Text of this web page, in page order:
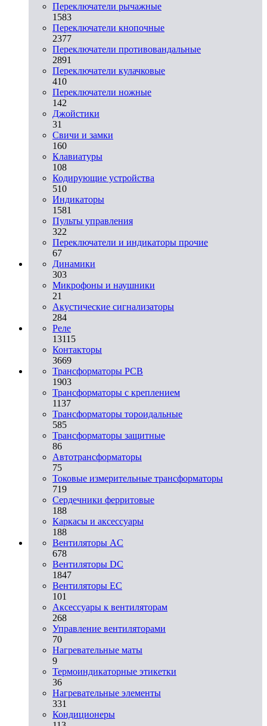
Переключатели рычажные
1583
Переключатели кнопочные
2377
Переключатели противовандальные
2891
Переключатели кулачковые
410
Переключатели ножные
142
Джойстики
31
Свичи и замки
160
Клавиатуры
108
Кодирующие устройства
510
Индикаторы
1581
Пульты управления
322
Переключатели и индикаторы прочие
67
Динамики
303
Микрофоны и наушники
21
Акустические сигнализаторы
284
Реле
13115
Контакторы
3669
Трансформаторы PCB
1903
Трансформаторы с креплением
1137
Трансформаторы тороидальные
585
Трансформаторы защитные
86
Автотрансформаторы
75
Токовые измерительные трансформаторы
719
Сердечники ферритовые
188
Каркасы и аксессуары
188
Вентиляторы AC
678
Вентиляторы DC
1847
Вентиляторы EC
101
Аксессуары к вентиляторам
268
Управление вентиляторами
70
Нагревательные маты
9
Термоиндикаторные этикетки
36
Нагревательные элементы
331
Кондиционеры